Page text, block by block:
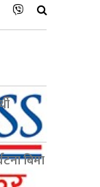
बिमा